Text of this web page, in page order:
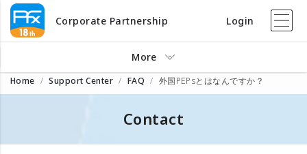
Corporate Partnership Login
More
Home Support Center FAQ 外国PEPsとはなんですか？
Contact